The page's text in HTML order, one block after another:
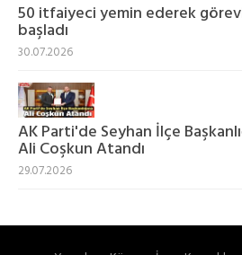
50 itfaiyeci yemin ederek
başladı
30.07.2026
AK Parti'de Seyhan İlçe
Ali Coşkun Atandı
29.07.2026